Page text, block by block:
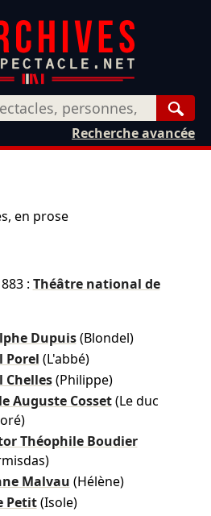
Recherche avancée
en prose
: Théâtre national de
Dupuis (Blondel)
Porel (L'abbé)
Chelles (Philippe)
Auguste Cosset (Le duc
Théophile Boudier
Malvau (Hélène)
Petit (Isole)